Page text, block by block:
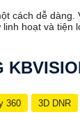
cách dễ
hoạt và
360 3D DNR